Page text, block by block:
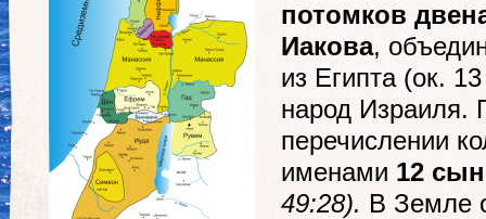
потомков
Иакова,
из Египта (ок.
народ Израиля.
перечислении
именами 12
49:28). В Земле